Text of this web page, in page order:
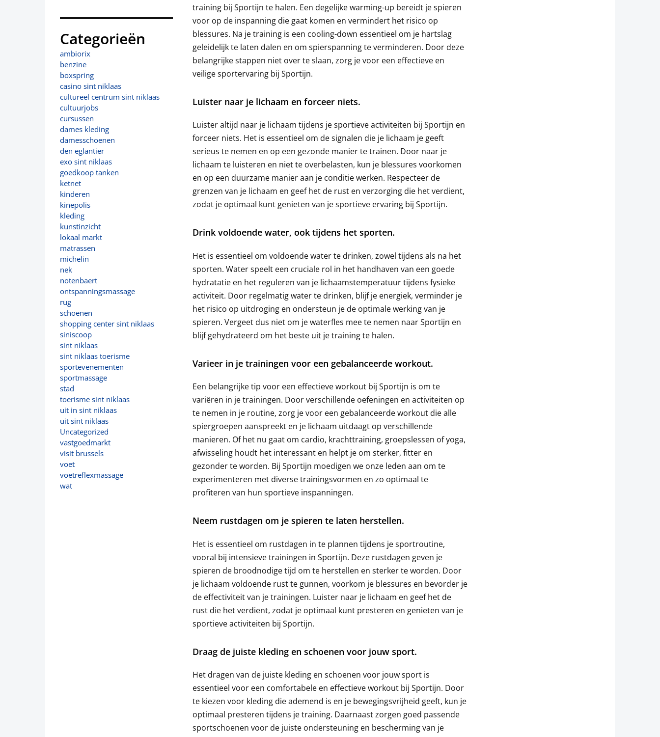
Categorieën
ambiorix
benzine
boxspring
casino sint niklaas
cultureel centrum sint niklaas
cultuurjobs
cursussen
dames kleding
damesschoenen
den eglantier
exo sint niklaas
goedkoop tanken
ketnet
kinderen
kinepolis
kleding
kunstinzicht
lokaal markt
matrassen
michelin
nek
notenbaert
ontspanningsmassage
rug
schoenen
shopping center sint niklaas
siniscoop
sint niklaas
sint niklaas toerisme
sportevenementen
sportmassage
stad
toerisme sint niklaas
uit in sint niklaas
uit sint niklaas
Uncategorized
vastgoedmarkt
visit brussels
voet
voetreflexmassage
wat
training bij Sportijn te halen. Een degelijke warming-up bereidt je spieren
voor op de inspanning die gaat komen en vermindert het risico op
blessures. Na je training is een cooling-down essentieel om je hartslag
geleidelijk te laten dalen en om spierspanning te verminderen. Door deze
belangrijke stappen niet over te slaan, zorg je voor een effectieve en
veilige sportervaring bij Sportijn.
Luister naar je lichaam en forceer niets.
Luister altijd naar je lichaam tijdens je sportieve activiteiten bij Sportijn en
forceer niets. Het is essentieel om de signalen die je lichaam je geeft
serieus te nemen en op een gezonde manier te trainen. Door naar je
lichaam te luisteren en niet te overbelasten, kun je blessures voorkomen
en op een duurzame manier aan je conditie werken. Respecteer de
grenzen van je lichaam en geef het de rust en verzorging die het verdient,
zodat je optimaal kunt genieten van je sportieve ervaring bij Sportijn.
Drink voldoende water, ook tijdens het sporten.
Het is essentieel om voldoende water te drinken, zowel tijdens als na het
sporten. Water speelt een cruciale rol in het handhaven van een goede
hydratatie en het reguleren van je lichaamstemperatuur tijdens fysieke
activiteit. Door regelmatig water te drinken, blijf je energiek, verminder je
het risico op uitdroging en ondersteun je de optimale werking van je
spieren. Vergeet dus niet om je waterfles mee te nemen naar Sportijn en
blijf gehydrateerd om het beste uit je training te halen.
Varieer in je trainingen voor een gebalanceerde workout.
Een belangrijke tip voor een effectieve workout bij Sportijn is om te
variëren in je trainingen. Door verschillende oefeningen en activiteiten op
te nemen in je routine, zorg je voor een gebalanceerde workout die alle
spiergroepen aanspreekt en je lichaam uitdaagt op verschillende
manieren. Of het nu gaat om cardio, krachttraining, groepslessen of yoga,
afwisseling houdt het interessant en helpt je om sterker, fitter en
gezonder te worden. Bij Sportijn moedigen we onze leden aan om te
experimenteren met diverse trainingsvormen en zo optimaal te
profiteren van hun sportieve inspanningen.
Neem rustdagen om je spieren te laten herstellen.
Het is essentieel om rustdagen in te plannen tijdens je sportroutine,
vooral bij intensieve trainingen in Sportijn. Deze rustdagen geven je
spieren de broodnodige tijd om te herstellen en sterker te worden. Door
je lichaam voldoende rust te gunnen, voorkom je blessures en bevorder je
de effectiviteit van je trainingen. Luister naar je lichaam en geef het de
rust die het verdient, zodat je optimaal kunt presteren en genieten van je
sportieve activiteiten bij Sportijn.
Draag de juiste kleding en schoenen voor jouw sport.
Het dragen van de juiste kleding en schoenen voor jouw sport is
essentieel voor een comfortabele en effectieve workout bij Sportijn. Door
te kiezen voor kleding die ademend is en je bewegingsvrijheid geeft, kun je
optimaal presteren tijdens je training. Daarnaast zorgen goed passende
sportschoenen voor de juiste ondersteuning en bescherming van je